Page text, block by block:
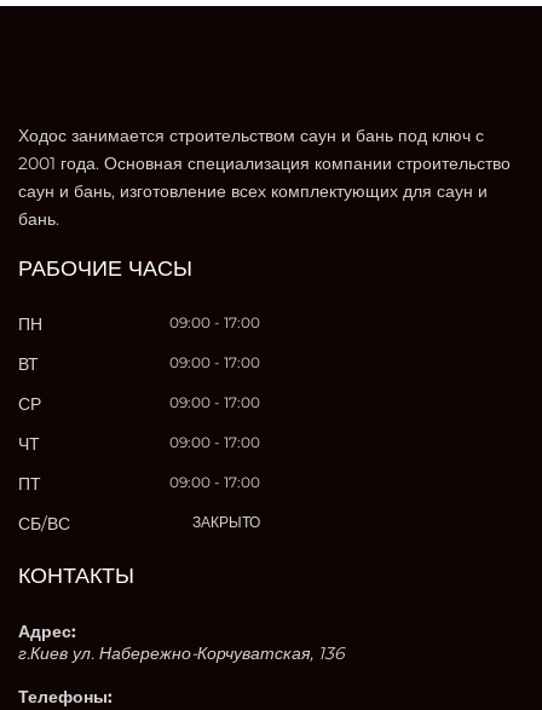
Ходос занимается строительством саун и бань под ключ с
2001 года. Основная специализация компании строительство
саун и бань, изготовление всех комплектующих для саун и
бань.
РАБОЧИЕ ЧАСЫ
ПН 09:00 - 17:00
ВТ 09:00 - 17:00
СР 09:00 - 17:00
ЧТ 09:00 - 17:00
ПТ 09:00 - 17:00
СБ/ВС ЗАКРЫТО
КОНТАКТЫ
Адрес:
г.Киев ул. Набережно-Корчуватская, 136
Телефоны: